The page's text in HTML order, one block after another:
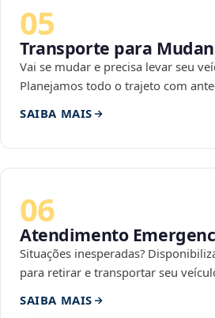
05
Transporte para
Vai se mudar e precisa levar seu
Planejamos todo o trajeto com
SAIBA MAIS
06
Atendimento
Situações inesperadas?
para retirar e transportar seu
SAIBA MAIS